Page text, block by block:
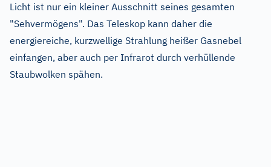
Licht ist nur ein kleiner Ausschnitt seines gesamten
"Sehvermögens". Das Teleskop kann daher die
energiereiche, kurzwellige Strahlung heißer Gasnebel
einfangen, aber auch per Infrarot durch verhüllende
Staubwolken spähen.